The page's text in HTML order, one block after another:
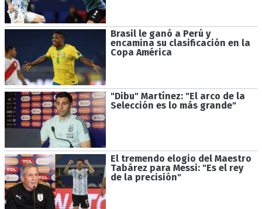
Brasil le ganó a Perú y
encamina su clasificación en la
Copa América
"Dibu" Martínez: "El arco de la
Selección es lo más grande"
El tremendo elogio del Maestro
Tabárez para Messi: "Es el rey
de la precisión"